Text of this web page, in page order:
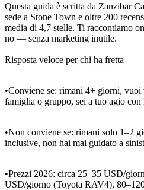
Questa guida è scritta da Zanzibar
sede a Stone Town e oltre 200
media di 4,7 stelle. Ti raccontiamo
no — senza marketing inutile.
Risposta veloce per chi ha fretta
•Conviene se: rimani 4+ giorni,
famiglia o gruppo, sei a tuo agio con
•Non conviene se: rimani solo 1–2
inclusive, non hai mai guidato a
•Prezzi 2026: circa 25–35 USD/
USD/giorno (Toyota RAV4),